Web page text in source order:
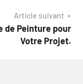
Article suivant
de Peinture pour
Votre Projet.